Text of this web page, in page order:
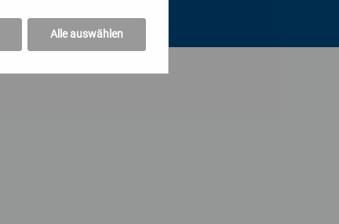
Alle auswählen